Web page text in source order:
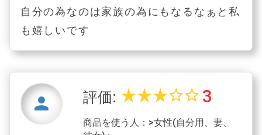
自分の為なのは家族の為にもなるなぁと私
も嬉しいです
person 評価: star_ratestar_ratestar_ratestar_borderstar_border 3
商品を使う人：>女性(自分用、妻、